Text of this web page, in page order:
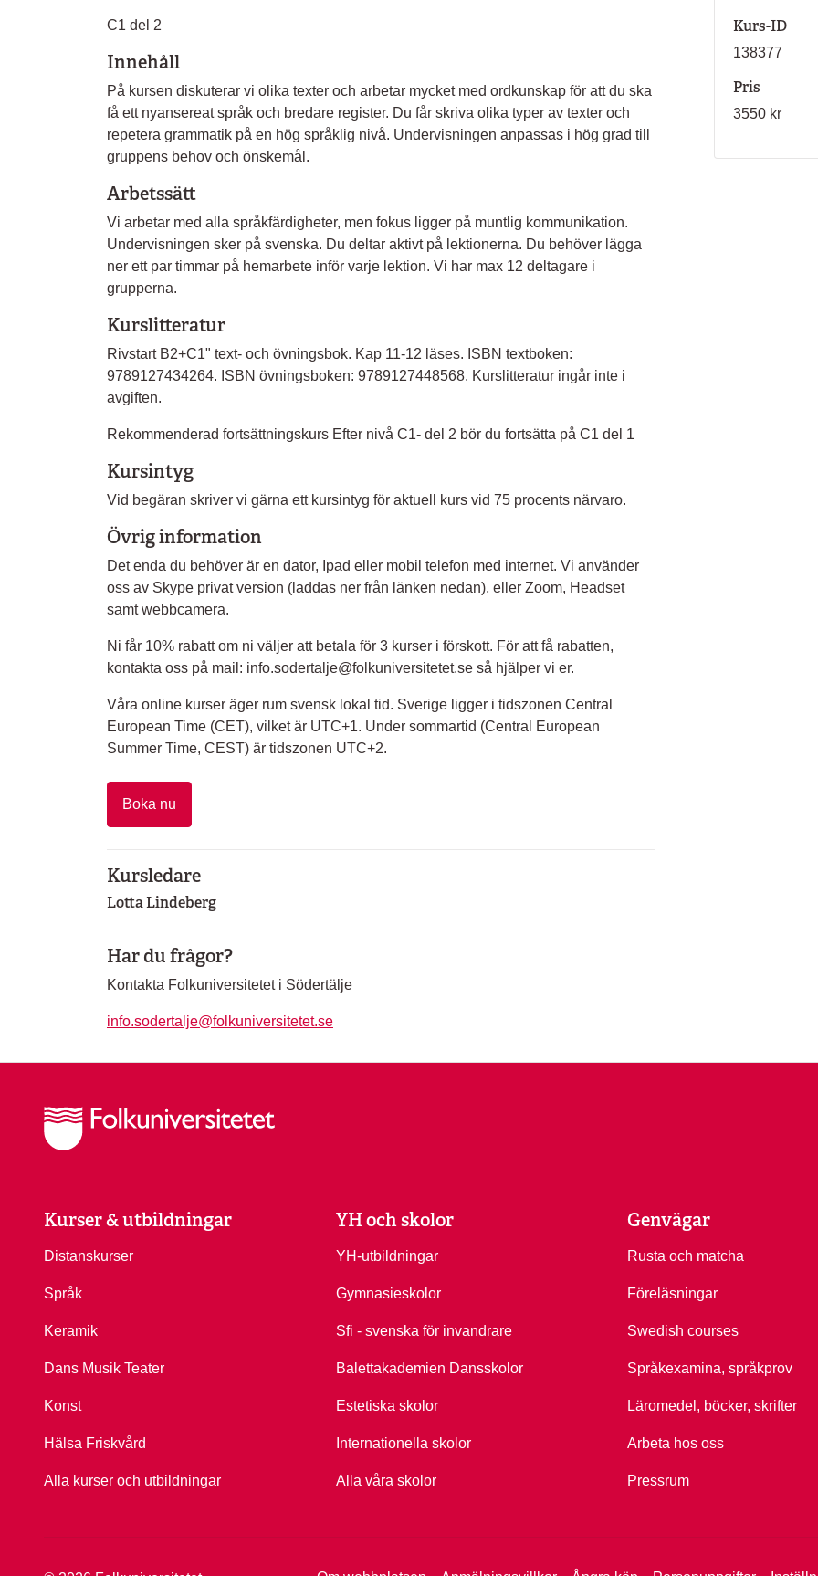
C1 del 2
Innehåll
På kursen diskuterar vi olika texter och arbetar mycket med ordkunskap för att du ska
få ett nyansereat språk och bredare register. Du får skriva olika typer av texter och
repetera grammatik på en hög språklig nivå. Undervisningen anpassas i hög grad till
gruppens behov och önskemål.
Arbetssätt
Vi arbetar med alla språkfärdigheter, men fokus ligger på muntlig kommunikation.
Undervisningen sker på svenska. Du deltar aktivt på lektionerna. Du behöver lägga
ner ett par timmar på hemarbete inför varje lektion. Vi har max 12 deltagare i
grupperna.
Kurslitteratur
Rivstart B2+C1" text- och övningsbok. Kap 11-12 läses. ISBN textboken:
9789127434264. ISBN övningsboken: 9789127448568. Kurslitteratur ingår inte i
avgiften.
Rekommenderad fortsättningskurs Efter nivå C1- del 2 bör du fortsätta på C1 del 1
Kursintyg
Vid begäran skriver vi gärna ett kursintyg för aktuell kurs vid 75 procents närvaro.
Övrig information
Det enda du behöver är en dator, Ipad eller mobil telefon med internet. Vi använder
oss av Skype privat version (laddas ner från länken nedan), eller Zoom, Headset
samt webbcamera.
Ni får 10% rabatt om ni väljer att betala för 3 kurser i förskott. För att få rabatten,
kontakta oss på mail: info.sodertalje@folkuniversitetet.se så hjälper vi er.
Våra online kurser äger rum svensk lokal tid. Sverige ligger i tidszonen Central
European Time (CET), vilket är UTC+1. Under sommartid (Central European
Summer Time, CEST) är tidszonen UTC+2.
Boka nu
Kursledare
Lotta Lindeberg
Har du frågor?
Kontakta Folkuniversitetet i Södertälje
info.sodertalje@folkuniversitetet.se
Kurs-ID
138377
Pris
3550 kr
Kurser & utbildningar
Distanskurser
Språk
Keramik
Dans Musik Teater
Konst
Hälsa Friskvård
Alla kurser och utbildningar
YH och skolor
YH-utbildningar
Gymnasieskolor
Sfi - svenska för invandrare
Balettakademien Dansskolor
Estetiska skolor
Internationella skolor
Alla våra skolor
Genvägar
Rusta och matcha
Föreläsningar
Swedish courses
Språkexamina, språkprov
Läromedel, böcker, skrifter
Arbeta hos oss
Pressrum